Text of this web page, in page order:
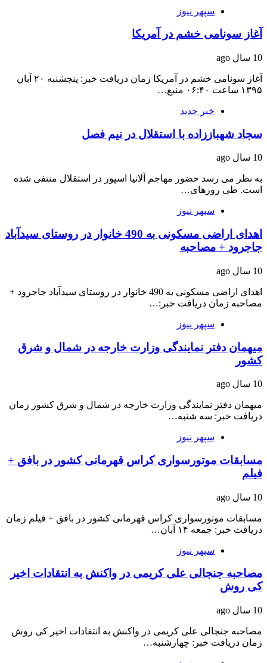
سپهر نیوز
آغاز سونامی خشم در آمریکا
10 سال ago
آغاز سونامی خشم در آمریکا زمان دریافت خبر: پنجشنبه ۲۰ آبان
۱۳۹۵ ساعت ۰۶:۴۰ منبع…
خبر جدید
سجاد شهباززاده با استقلال در نیم فصل
10 سال ago
به نظر می رسد حضور مهاجم آلانیا اسپور در استقلال منتفی شده
است. طی روزهای…
سپهر نیوز
اهدای اراضی مسکونی به 490 خانوار در روستای سیدآباد
جاجرود + مصاحبه
10 سال ago
اهدای اراضی مسکونی به 490 خانوار در روستای سیدآباد جاجرود +
مصاحبه زمان دریافت خبر:…
سپهر نیوز
میهمان دفتر نمایندگی وزارت خارجه در شمال و شرق
کشور
10 سال ago
میهمان دفتر نمایندگی وزارت خارجه در شمال و شرق کشور زمان
دریافت خبر: سه شنبه…
سپهر نیوز
مسابقات موتورسواری کراس قهرمانی کشور در بافق +
فیلم
10 سال ago
مسابقات موتورسواری کراس قهرمانی کشور در بافق + فیلم زمان
دریافت خبر: جمعه ۱۴ آبان…
سپهر نیوز
مصاحبه جنجالی علی کریمی در واکنش به انتقادات اخیر
کی روش
10 سال ago
مصاحبه جنجالی علی کریمی در واکنش به انتقادات اخیر کی روش
زمان دریافت خبر: چهارشنبه…